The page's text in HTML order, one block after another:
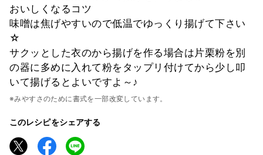
おいしくなるコツ
味噌は焦げやすいので低温でゆっくり揚げて下さい
☆
サクッとした衣のから揚げを作る場合は片栗粉を別
の器に多めに入れて粉をタップリ付けてから少し叩
いて揚げるとよいですよ～♪
※みやすさのために書式を一部改変しています。
このレシピをシェアする